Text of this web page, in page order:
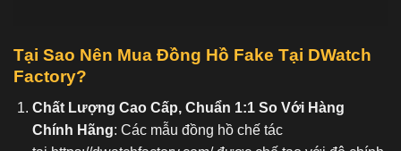
Tại Sao Nên Mua Đồng Hồ Fake Tại DWatch
Factory?
Chất Lượng Cao Cấp, Chuẩn 1:1 So Với Hàng
Chính Hãng: Các mẫu đồng hồ chế tác